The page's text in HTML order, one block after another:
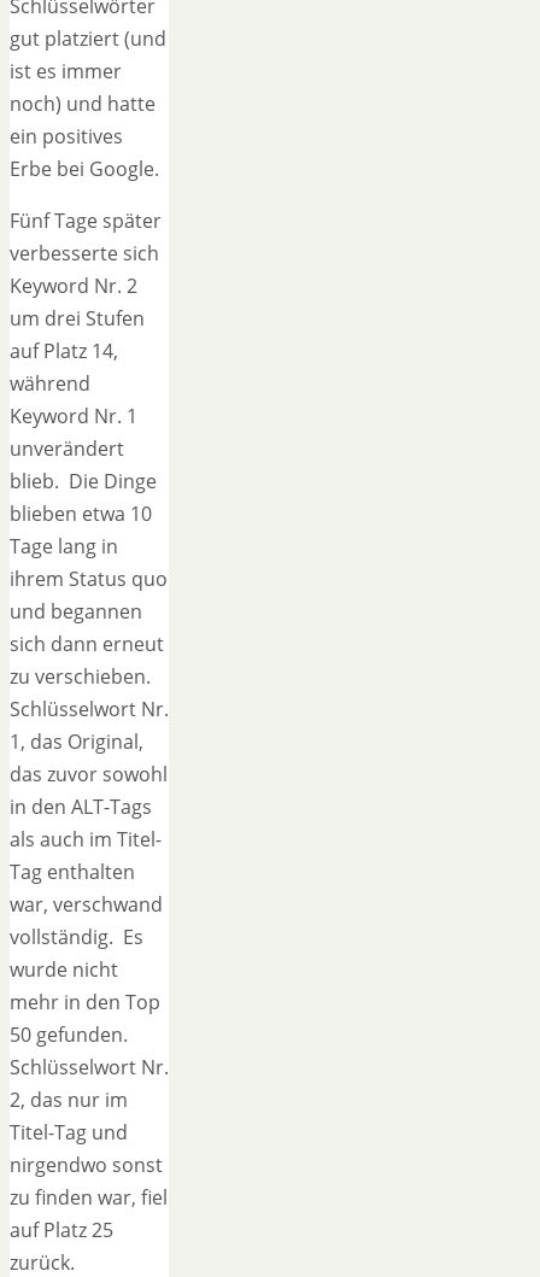
Schlüsselwörter
gut platziert (und
ist es immer
noch) und hatte
ein positives
Erbe bei Google.
Fünf Tage später
verbesserte sich
Keyword Nr. 2
um drei Stufen
auf Platz 14,
während
Keyword Nr. 1
unverändert
blieb. Die Dinge
blieben etwa 10
Tage lang in
ihrem Status quo
und begannen
sich dann erneut
zu verschieben.
Schlüsselwort Nr.
1, das Original,
das zuvor sowohl
in den ALT-Tags
als auch im Titel-
Tag enthalten
war, verschwand
vollständig. Es
wurde nicht
mehr in den Top
50 gefunden.
Schlüsselwort Nr.
2, das nur im
Titel-Tag und
nirgendwo sonst
zu finden war, fiel
auf Platz 25
zurück.